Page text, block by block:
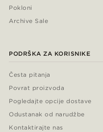
Pokloni
Archive Sale
PODRŠKA ZA KORISNIKE
Česta pitanja
Povrat proizvoda
Pogledajte opcije dostave
Odustanak od narudžbe
Kontaktirajte nas